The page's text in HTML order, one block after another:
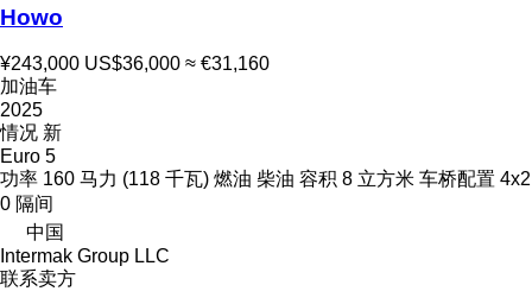
Howo
¥243,000 US$36,000 ≈ €31,160
加油车
2025
情况 新
Euro 5
功率 160 马力 (118 千瓦) 燃油 柴油 容积 8 立方米 车桥配置 4x2
0 隔间
中国
Intermak Group LLC
联系卖方